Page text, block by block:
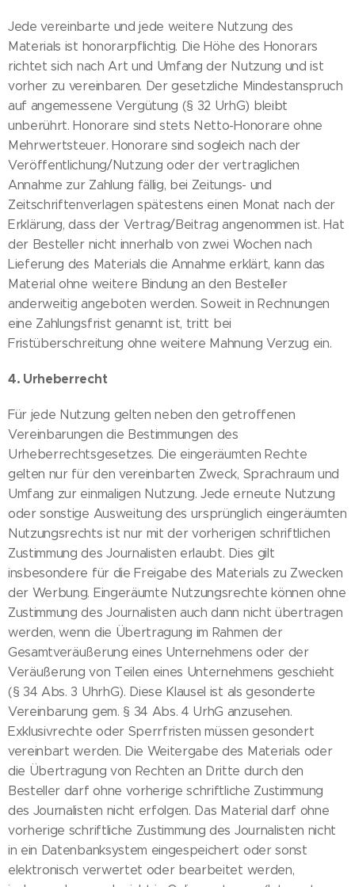
Jede vereinbarte und jede weitere Nutzung des
Materials ist honorarpflichtig. Die Höhe des Honorars
richtet sich nach Art und Umfang der Nutzung und ist
vorher zu vereinbaren. Der gesetzliche Mindestanspruch
auf angemessene Vergütung (§ 32 UrhG) bleibt
unberührt. Honorare sind stets Netto-Honorare ohne
Mehrwertsteuer. Honorare sind sogleich nach der
Veröffentlichung/Nutzung oder der vertraglichen
Annahme zur Zahlung fällig, bei Zeitungs- und
Zeitschriftenverlagen spätestens einen Monat nach der
Erklärung, dass der Vertrag/Beitrag angenommen ist. Hat
der Besteller nicht innerhalb von zwei Wochen nach
Lieferung des Materials die Annahme erklärt, kann das
Material ohne weitere Bindung an den Besteller
anderweitig angeboten werden. Soweit in Rechnungen
eine Zahlungsfrist genannt ist, tritt bei
Fristüberschreitung ohne weitere Mahnung Verzug ein.
4. Urheberrecht
Für jede Nutzung gelten neben den getroffenen
Vereinbarungen die Bestimmungen des
Urheberrechtsgesetzes. Die eingeräumten Rechte
gelten nur für den vereinbarten Zweck, Sprachraum und
Umfang zur einmaligen Nutzung. Jede erneute Nutzung
oder sonstige Ausweitung des ursprünglich eingeräumten
Nutzungsrechts ist nur mit der vorherigen schriftlichen
Zustimmung des Journalisten erlaubt. Dies gilt
insbesondere für die Freigabe des Materials zu Zwecken
der Werbung. Eingeräumte Nutzungsrechte können ohne
Zustimmung des Journalisten auch dann nicht übertragen
werden, wenn die Übertragung im Rahmen der
Gesamtveräußerung eines Unternehmens oder der
Veräußerung von Teilen eines Unternehmens geschieht
(§ 34 Abs. 3 UhrhG). Diese Klausel ist als gesonderte
Vereinbarung gem. § 34 Abs. 4 UrhG anzusehen.
Exklusivrechte oder Sperrfristen müssen gesondert
vereinbart werden. Die Weitergabe des Materials oder
die Übertragung von Rechten an Dritte durch den
Besteller darf ohne vorherige schriftliche Zustimmung
des Journalisten nicht erfolgen. Das Material darf ohne
vorherige schriftliche Zustimmung des Journalisten nicht
in ein Datenbanksystem eingespeichert oder sonst
elektronisch verwertet oder bearbeitet werden,